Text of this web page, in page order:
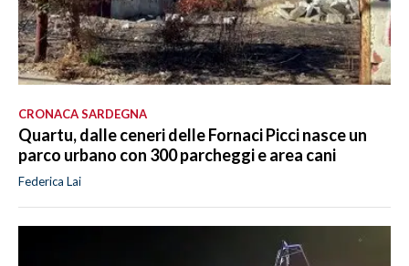
CRONACA SARDEGNA
Quartu, dalle ceneri delle Fornaci Picci nasce un
parco urbano con 300 parcheggi e area cani
Federica Lai